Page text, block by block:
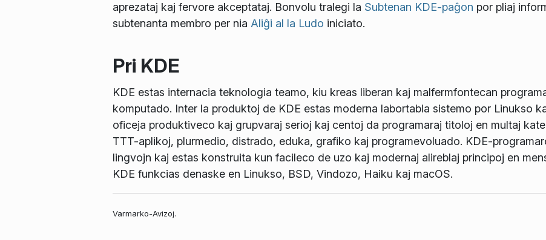
aprezataj kaj fervore akceptataj. Bonvolu tralegi la Subtenan KDE-paĝon por pliaj
subtenanta membro per nia Aliĝi al la Ludo iniciato.
Pri KDE
KDE estas internacia teknologia teamo, kiu kreas liberan kaj malfermfontecan
komputado. Inter la produktoj de KDE estas moderna labortabla sistemo por Linukso
oficeja produktiveco kaj grupvaraj serioj kaj centoj da programaraj titoloj en multaj
TTT-aplikoj, plurmedio, distrado, eduka, grafiko kaj programevoluado. KDE-
lingvojn kaj estas konstruita kun facileco de uzo kaj modernaj alireblaj principoj en
KDE funkcias denaske en Linukso, BSD, Vindozo, Haiku kaj macOS.
Varmarko-Avizoj.